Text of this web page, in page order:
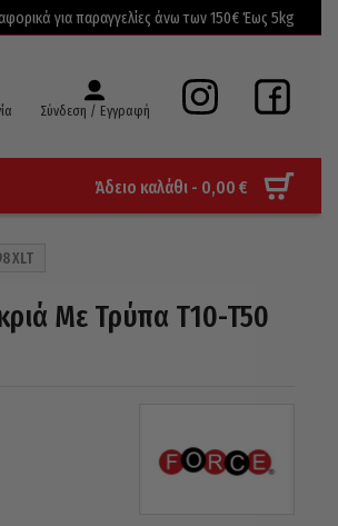
για παραγγελίες άνω των 150€ Έως 5kg
Σύνδεση / Εγγραφή
Άδειο καλάθι - 0,00 €
Με Τρύπα T10-T50